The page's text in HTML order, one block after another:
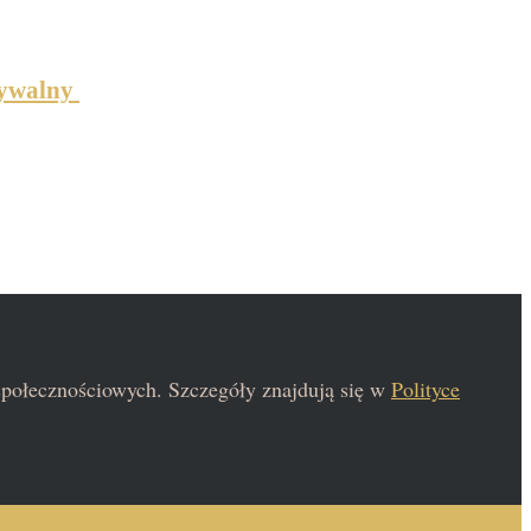
Szczegóły znajdują się w Polityce